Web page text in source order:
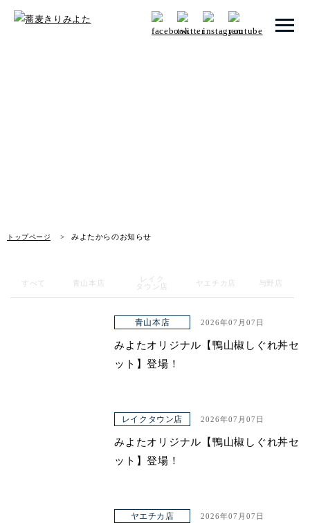
トップページ みよたからのお知らせ
メニュー 一覧
レイクタウン店
ヤエチカ店
与野店
店舗一覧
青山本店
ヤエチカ店
すべて 青山本店
レイク
タウン店
ヤエチカ店 与野店
青山本店 2026年07月07日
みよたオリジナル【鴨山椒しぐれ丼セ
ット】登場！
レイクタウン店 2026年07月07日
みよたオリジナル【鴨山椒しぐれ丼セ
ット】登場！
ヤエチカ店 2026年07月07日